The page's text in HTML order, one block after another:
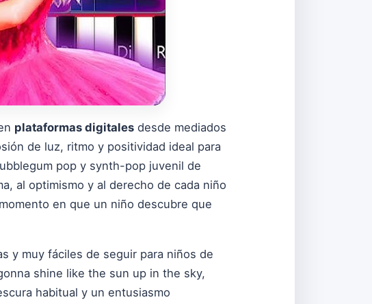
plataformas digitales desde mediados
de luz, ritmo y positividad ideal para
pop y synth-pop juvenil de
al optimismo y al derecho de cada niño
en que un niño descubre que
y muy fáciles de seguir para niños de
shine like the sun up in the sky,
habitual y un entusiasmo